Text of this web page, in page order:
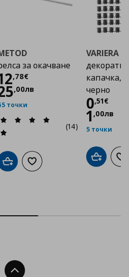
с любими
за окачване
,78€
,00лв
точки
(14)
Добави в кошницата
Добави към списъка с
VARIERA
капачка,
черно
0,51€
Цена
1 ,00лв
5 точки
Добави
Нагоре